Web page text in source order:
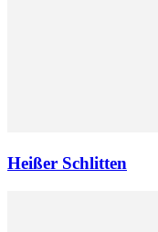
Heißer Schlitten